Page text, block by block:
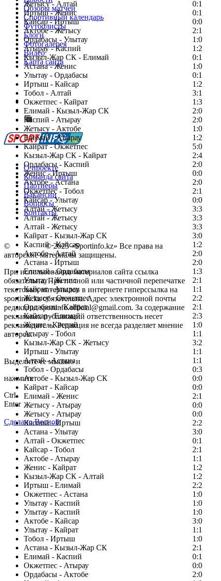
Жетысу - Алтай
0:1
Иртыш - Женис
0:1
Кайсар - Иртыш
0:0
Актобе - Жетысу
2:1
Ордабасы - Улытау
1:0
Атырау - Каспий
1:2
Кызыл-Жар СК - Елимай
0:1
Астана - Женис
1:0
Улытау - Ордабасы
0:1
Иртыш - Кайсар
1:2
Тобол - Алтай
3:1
Окжетпес - Кайрат
1:3
Елимай - Кызыл-Жар СК
2:0
Каспий - Атырау
2:0
Жетысу - Актобе
1:0
Елимай - Атырау
1:2
Кайрат - Окжетпес
5:0
Кызыл-Жар СК - Кайрат
2:4
Ордабасы - Каспий
2:0
Женис - Иртыш
0:0
Актобе - Астана
2:0
Окжетпес - Тобол
2:1
Кайсар - Улытау
0:0
Алтай - Жетысу
3:3
Алтай - Жетысу
3:3
Алтай - Жетысу
3:3
Кайрат - Кызыл-Жар СК
3:0
Каспий - Кайсар
1:2
Актобе - Алтай
2:0
Астана - Иртыш
2:0
Елимай - Ордабасы
1:3
Улытау - Женис
2:1
Кайрат - Атырау
1:1
Жетысу - Окжетпес
2:2
Ордабасы - Кайрат
2:1
Кайсар - Елимай
2:3
Женис - Каспий
1:0
Атырау - Тобол
1:1
Кызыл-Жар СК - Жетысу
3:2
Иртыш - Улытау
1:1
Алтай - Астана
1:1
Тобол - Ордабасы
0:3
Актобе - Кызыл-Жар СК
0:0
Кайрат - Кайсар
0:0
Елимай - Женис
2:1
Жетысу - Атырау
0:0
Жетысу - Атырау
0:0
Каспий - Иртыш
2:2
Астана - Улытау
3:0
Алтай - Окжетпес
0:1
Кайсар - Тобол
2:1
Актобе - Атырау
1:1
Женис - Кайрат
1:2
Кызыл-Жар СК - Алтай
1:2
Иртыш - Елимай
2:2
Окжетпес - Астана
1:0
Улытау - Каспий
1:0
Улытау - Каспий
1:0
Актобе - Кайсар
3:0
Улытау - Кайрат
1:1
Тобол - Иртыш
1:0
Астана - Кызыл-Жар СК
2:1
Елимай - Каспий
0:1
Окжетпес - Атырау
0:0
Ордабасы - Актобе
2:0
Обзоры матчей
Спортивный календарь
Футболисты
Блоги
Фотогалерея
Видео
Карта сайта
Есть идея?
Сообщить о мероприятии
Перейти на старый сайт
О проекте
Команда сайта
Партнеры
Вакансии
Вопросы
Контакты
© Copyright© 2025 «Sportinfo.kz» Все права на
авторские материалы защищены.
При использовании материалов сайта ссылка
обязательна. При полной или частичной перепечатке
текстовых материалов в интернете гиперссылка на
sportinfo.kz обязательна. Адрес электронной почты
редакции: sportinfo.official@gmail.com. За содержание
рекламных публикаций ответственность несет
рекламодатель. Редакция не всегда разделяет мнение
авторов.
Заметили ошибку в тексте?
Выделите ее мышью и
нажмите
Ctrl
Enter
Сделано Весной